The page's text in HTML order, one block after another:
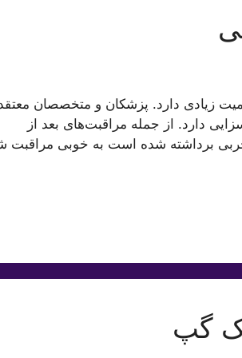
زیادی دارد. پزشکان و متخصصان
دارد. از جمله مراقبت‌های بعد از
برداشته شده است به خوبی مراقبت
گپ